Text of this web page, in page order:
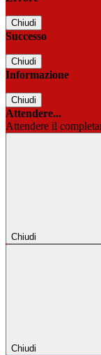
Chiudi
Successo
Chiudi
Informazione
Chiudi
Attendere...
Attendere il
Chiudi
Chiudi